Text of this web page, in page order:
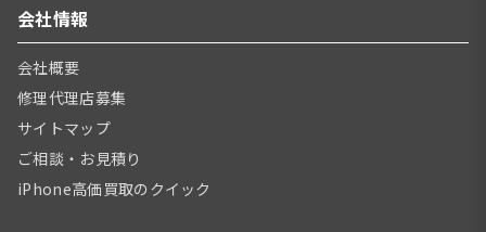
会社情報
会社概要
修理代理店募集
サイトマップ
ご相談・お見積り
iPhone高価買取のクイック